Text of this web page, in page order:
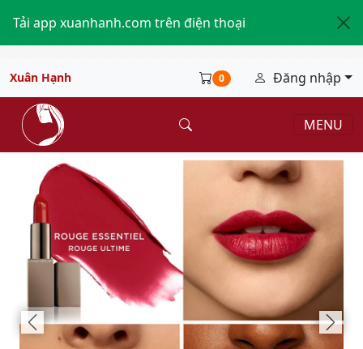
Tải app xuanhanh.com trên điện thoại
Xuân Hạnh 0 Đăng nhập
MENU